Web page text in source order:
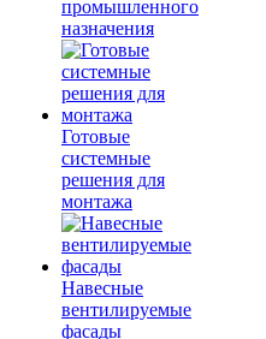
промышленного
назначения
Готовые
системные
решения для
монтажа
Навесные
вентилируемые
фасады